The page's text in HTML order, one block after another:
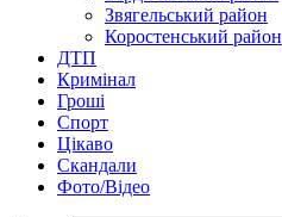
Звягельський район
Коростенський район
ДТП
Кримінал
Гроші
Спорт
Цікаво
Скандали
Фото/Відео